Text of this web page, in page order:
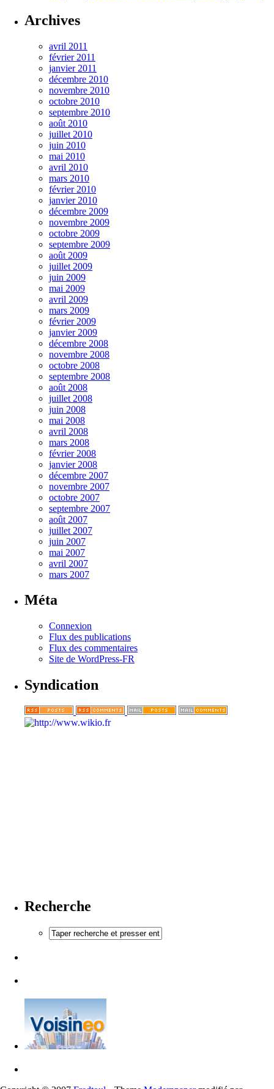
Archives
avril 2011
février 2011
janvier 2011
décembre 2010
novembre 2010
octobre 2010
septembre 2010
août 2010
juillet 2010
juin 2010
mai 2010
avril 2010
mars 2010
février 2010
janvier 2010
décembre 2009
novembre 2009
octobre 2009
septembre 2009
août 2009
juillet 2009
juin 2009
mai 2009
avril 2009
mars 2009
février 2009
janvier 2009
décembre 2008
novembre 2008
octobre 2008
septembre 2008
août 2008
juillet 2008
juin 2008
mai 2008
avril 2008
mars 2008
février 2008
janvier 2008
décembre 2007
novembre 2007
octobre 2007
septembre 2007
août 2007
juillet 2007
juin 2007
mai 2007
avril 2007
mars 2007
Méta
Connexion
Flux des publications
Flux des commentaires
Site de WordPress-FR
Syndication
Recherche